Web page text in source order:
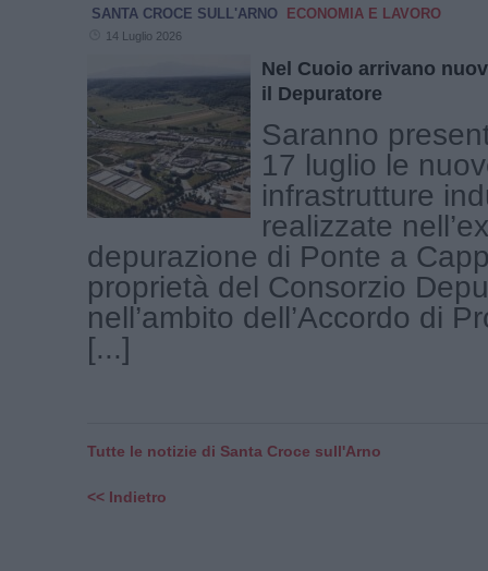
SANTA CROCE SULL'ARNO ECONOMIA E LAVORO
14 Luglio 2026
Nel Cuoio arrivano
il Depuratore
Saranno
17 luglio le
infrastrutture
realizzate
depurazione di Ponte a
proprietà del Consorzio
nell’ambito dell’Accordo di
[...]
Tutte le notizie di Santa Croce sull'Arno
<< Indietro